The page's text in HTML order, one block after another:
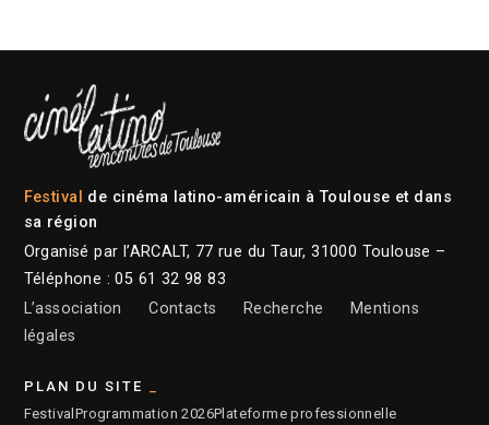
Festival de cinéma latino-américain à Toulouse et dans
sa région
Organisé par l’ARCALT, 77 rue du Taur, 31000 Toulouse –
Téléphone : 05 61 32 98 83
L’association
Contacts Recherche
Mentions
légales
PLAN DU SITE
Festival Programmation 2026Plateforme professionnelle